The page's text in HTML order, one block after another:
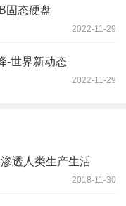
固态硬盘
2022-11-29
-世界新动态
2022-11-29
透人类生产生活
2018-11-30